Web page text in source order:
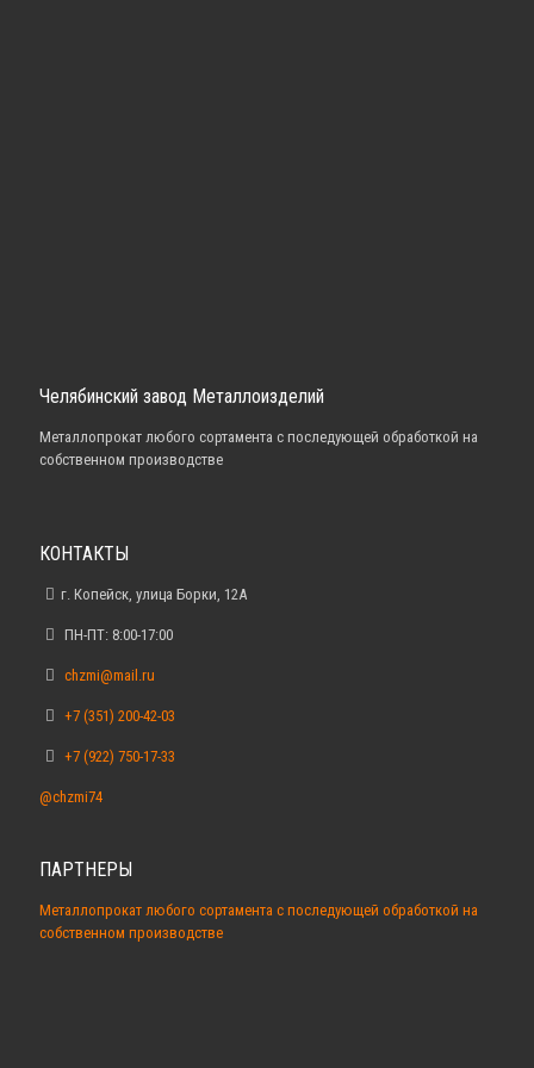
Челябинский завод Металлоизделий
Металлопрокат любого сортамента с последующей обработкой на
собственном производстве
КОНТАКТЫ
г. Копейск, улица Борки, 12А
ПН-ПТ: 8:00-17:00
chzmi@mail.ru
+7 (351) 200-42-03
+7 (922) 750-17-33
@chzmi74
ПАРТНЕРЫ
Металлопрокат любого сортамента с последующей обработкой на
собственном производстве